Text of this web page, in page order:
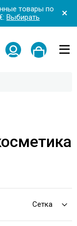
товары по
Выбирать